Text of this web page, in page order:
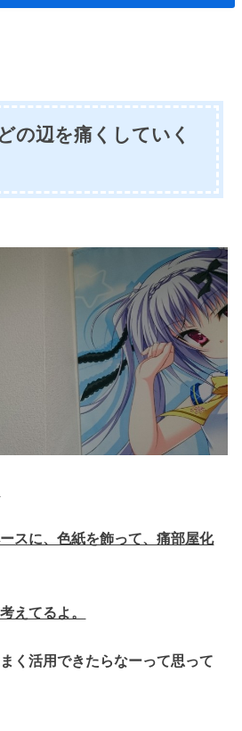
の辺を痛くしていく
スに、色紙を飾って、痛部屋化
えてるよ。
く活用できたらなーって思って